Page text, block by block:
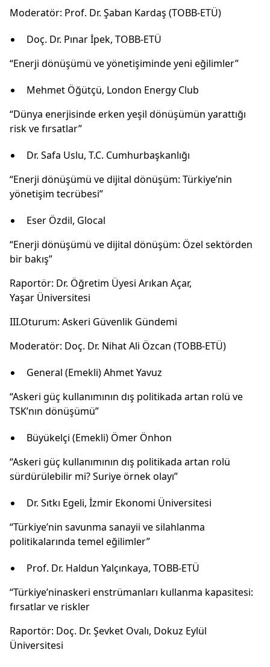
Moderatör: Prof. Dr. Şaban Kardaş (TOBB-ETÜ)
Doç. Dr. Pınar İpek, TOBB-ETÜ
“Enerji dönüşümü ve yönetişiminde yeni eğilimler”
Mehmet Öğütçü, London Energy Club
“Dünya enerjisinde erken yeşil dönüşümün yarattığı
risk ve fırsatlar”
Dr. Safa Uslu, T.C. Cumhurbaşkanlığı
“Enerji dönüşümü ve dijital dönüşüm: Türkiye’nin
yönetişim tecrübesi”
Eser Özdil, Glocal
“Enerji dönüşümü ve dijital dönüşüm: Özel sektörden
bir bakış”
Raportör: Dr. Öğretim Üyesi Arıkan Açar,
Yaşar Üniversitesi
III.Oturum: Askeri Güvenlik Gündemi
Moderatör: Doç. Dr. Nihat Ali Özcan (TOBB-ETÜ)
General (Emekli) Ahmet Yavuz
“Askeri güç kullanımının dış politikada artan rolü ve
TSK’nın dönüşümü”
Büyükelçi (Emekli) Ömer Önhon
“Askeri güç kullanımının dış politikada artan rolü
sürdürülebilir mi? Suriye örnek olayı”
Dr. Sıtkı Egeli, İzmir Ekonomi Üniversitesi
“Türkiye’nin savunma sanayii ve silahlanma
politikalarında temel eğilimler”
Prof. Dr. Haldun Yalçınkaya, TOBB-ETÜ
“Türkiye’ninaskeri enstrümanları kullanma kapasitesi:
fırsatlar ve riskler
Raportör: Doç. Dr. Şevket Ovalı, Dokuz Eylül
Üniversitesi